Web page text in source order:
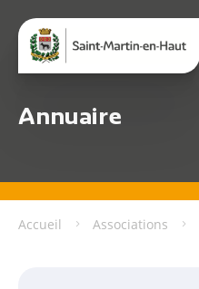
Annuaire
Accueil Associations